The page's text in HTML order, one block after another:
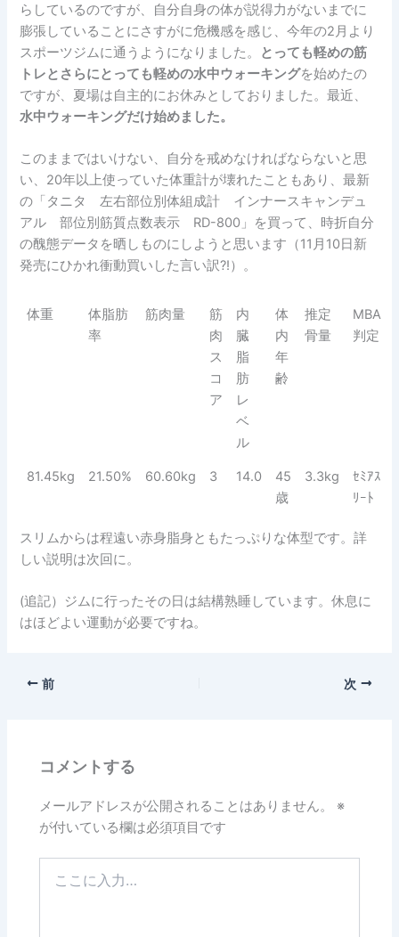
らしているのですが、自分自身の体が説得力がないまでに
膨張していることにさすがに危機感を感じ、今年の2月より
スポーツジムに通うようになりました。 とっても軽めの筋
トレとさらにとっても軽めの水中ウォーキングを始めたの
ですが、夏場は自主的にお休みとしておりました。最近、
水中ウォーキングだけ始めました。
このままではいけない、自分を戒めなければならないと思
い、20年以上使っていた体重計が壊れたこともあり、最新
の「タニタ 左右部位別体組成計 インナースキャンデュ
アル 部位別筋質点数表示 RD-800」を買って、時折自分
の醜態データを晒しものにしようと思います（11月10日新
発売にひかれ衝動買いした言い訳?!）。
体重
体脂肪
率
筋肉量
筋
肉
ス
コ
ア
内
臓
脂
肪
レ
ベ
ル
体
内
年
齢
推定
骨量
MBA
判定
81.45kg 21.50% 60.60kg 3 14.0
45
歳
3.3kg
ｾﾐｱｽ
ﾘｰﾄ
スリムからは程遠い赤身脂身ともたっぷりな体型です。詳
しい説明は次回に。
(追記）ジムに行ったその日は結構熟睡しています。休息に
はほどよい運動が必要ですね。
前 次
コメントする
メールアドレスが公開されることはありません。
※
が付いている欄は必須項目です